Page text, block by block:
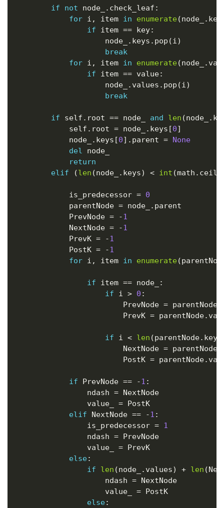
if not node_ . check_leaf :
for i , item in enumerate(node_ .
if item == key:
                    node_
. keys . pop (i)
break
for i , item in enumerate(node_ .
if item == value:
                    node_
. values . pop (i)
break
if self . root == node_ and len (node_ .
            self
. root = node_ . keys [0]
            node_
. keys [0] . parent = None
del node_
return
elif
(len (node_ . keys) < int (math . ceil
            is_predecessor
= 0
            parentNode
= node_ . parent
            PrevNode
= -1
            NextNode
= -1
            PrevK
= -1
            PostK
= -1
for i , item in enumerate(
if item == node_
:
if i > 0 :
                        PrevNode
= parentNode
                        PrevK
= parentNode.
if i < len (parentNode. keys
                        NextNode
= parentNode
                        PostK
= parentNode.
if PrevNode == -1 :
                ndash
= NextNode
                value_
= PostK
elif NextNode == -1 :
                is_predecessor
= 1
                ndash
= PrevNode
                value_
= PrevK
else:
if
len (node_ . values) + len (
                    ndash
= NextNode
                    value_
= PostK
else: